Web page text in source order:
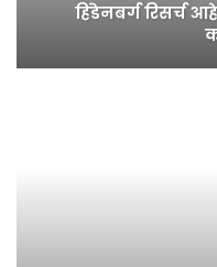
हिंडेनबर्ग रिसर्च